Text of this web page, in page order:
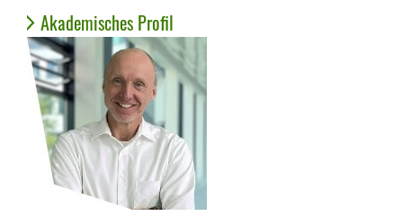
Akademisches Profil